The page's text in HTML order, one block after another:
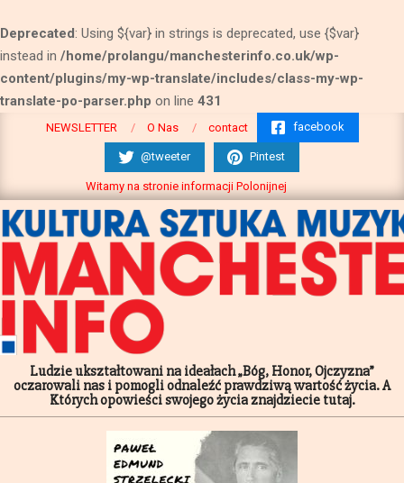
Deprecated: Using ${var} in strings is deprecated, use {$var}
instead in /home/prolangu/manchesterinfo.co.uk/wp-
content/plugins/my-wp-translate/includes/class-my-wp-
translate-po-parser.php on line 431
NEWSLETTER O Nas contact facebook
@tweeter Pintest
Witamy na stronie informacji Polonijnej
Ludzie ukształtowani na ideałach „Bóg, Honor, Ojczyzna”
oczarowali nas i pomogli odnaleźć prawdziwą wartość życia. A
Których opowieści swojego życia znajdziecie tutaj.